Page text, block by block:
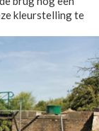
kleurstelling te